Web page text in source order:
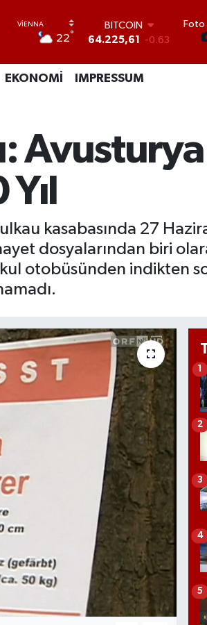
22°
DOLAR
47,7143
0.16
STERLİN
BİST100
13.799
Foto
EKONOMİ IMPRESSUM
kasabasında 27
dosyalarından biri
otobüsünden indikten
1
2
3
4
5